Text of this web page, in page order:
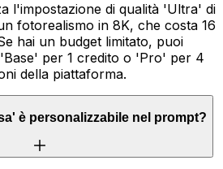
l'impostazione di qualità 'Ultra' di
fotorealismo in 8K, che costa 16
hai un budget limitato, puoi
per 1 credito o 'Pro' per 4
della piattaforma.
è personalizzabile nel prompt?